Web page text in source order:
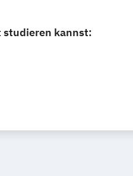
studieren kannst: